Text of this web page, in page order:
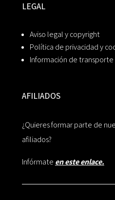
LEGAL
Aviso legal y copyright
Política de privacidad y
Información de transporte
AFILIADOS
¿Quieres formar parte de
afiliados?
Infórmate en este enlace.